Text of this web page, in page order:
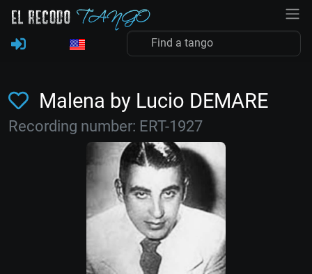
Malena by Lucio DEMARE
Recording number: ERT-1927